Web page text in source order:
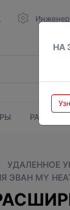
НА
УДАЛЕННОЕ
MY